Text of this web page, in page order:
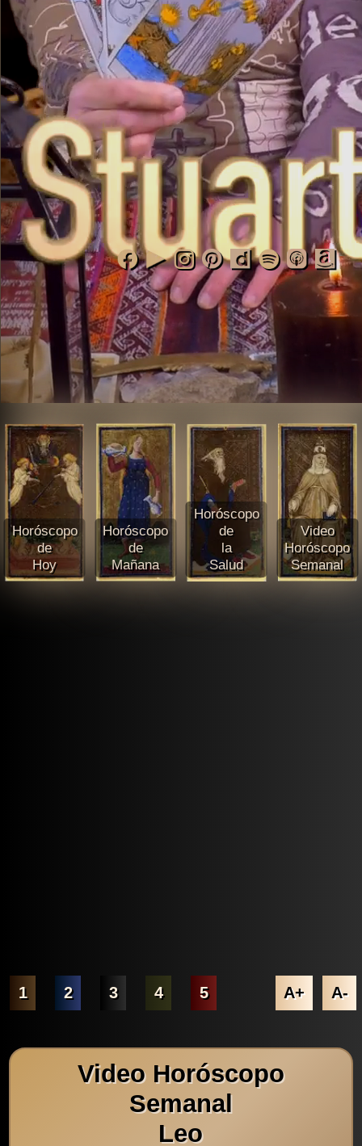
Horóscopo
de
Hoy
Horóscopo
de
Mañana
Horóscopo
de
la
Salud
Video
Horóscopo
Semanal
1 2 3 4 5 A+ A-
Video Horóscopo
Semanal
Leo